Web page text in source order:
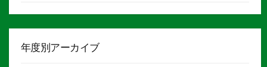
年度別アーカイブ